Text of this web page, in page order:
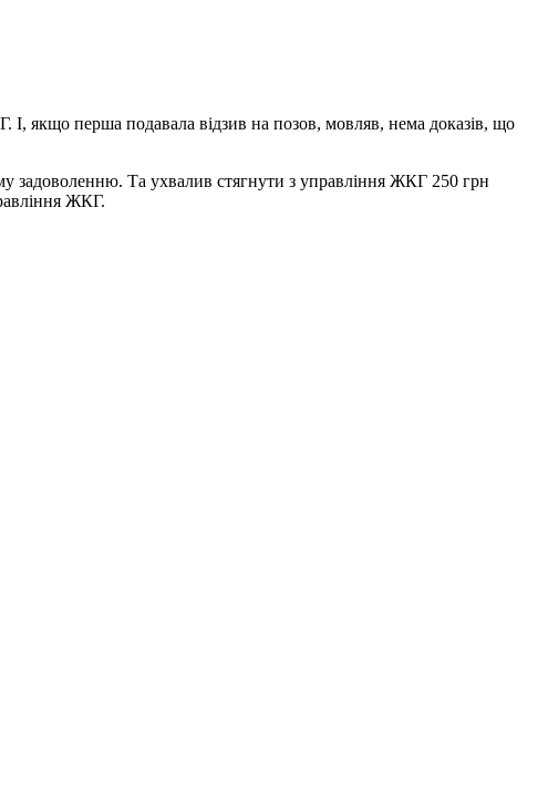
І, якщо перша подавала відзив на позов, мовляв, нема доказів, що
задоволенню. Та ухвалив стягнути з управління ЖКГ 250 грн
ЖКГ.